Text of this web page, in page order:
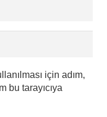
için adım,
bu tarayıcıya